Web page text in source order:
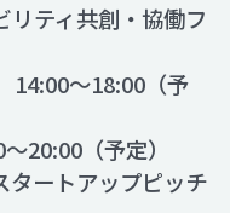
リティ共創・協働フ
14:00～18:00（予
20:00（予定）
ートアップピッチ